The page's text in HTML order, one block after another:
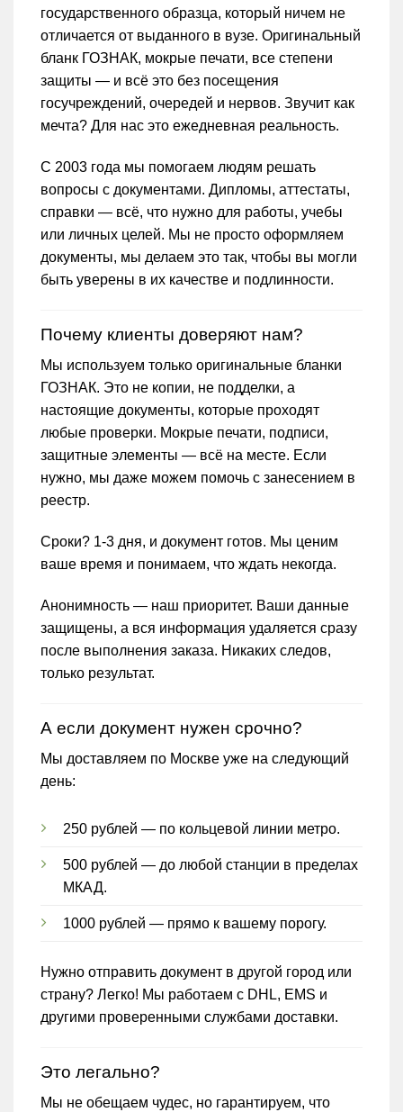
государственного образца, который ничем не
отличается от выданного в вузе. Оригинальный
бланк ГОЗНАК, мокрые печати, все степени
защиты — и всё это без посещения
госучреждений, очередей и нервов. Звучит как
мечта? Для нас это ежедневная реальность.
С 2003 года мы помогаем людям решать
вопросы с документами. Дипломы, аттестаты,
справки — всё, что нужно для работы, учебы
или личных целей. Мы не просто оформляем
документы, мы делаем это так, чтобы вы могли
быть уверены в их качестве и подлинности.
Почему клиенты доверяют нам?
Мы используем только оригинальные бланки
ГОЗНАК. Это не копии, не подделки, а
настоящие документы, которые проходят
любые проверки. Мокрые печати, подписи,
защитные элементы — всё на месте. Если
нужно, мы даже можем помочь с занесением в
реестр.
Сроки? 1-3 дня, и документ готов. Мы ценим
ваше время и понимаем, что ждать некогда.
Анонимность — наш приоритет. Ваши данные
защищены, а вся информация удаляется сразу
после выполнения заказа. Никаких следов,
только результат.
А если документ нужен срочно?
Мы доставляем по Москве уже на следующий
день:
250 рублей — по кольцевой линии метро.
500 рублей — до любой станции в пределах
МКАД.
1000 рублей — прямо к вашему порогу.
Нужно отправить документ в другой город или
страну? Легко! Мы работаем с DHL, EMS и
другими проверенными службами доставки.
Это легально?
Мы не обещаем чудес, но гарантируем, что